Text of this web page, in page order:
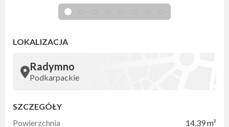
LOKALIZACJA
Radymno
Podkarpackie
SZCZEGÓŁY
Powierzchnia
14,39 m²